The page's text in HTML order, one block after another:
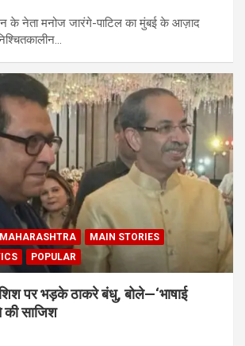
के नेता मनोज जारंगे-पाटिल का मुंबई के आज़ाद
MAHARASHTRA
MAIN STORIES
POPULAR
पर भड़के ठाकरे बंधु, बोले—‘भाषाई
की साजिश